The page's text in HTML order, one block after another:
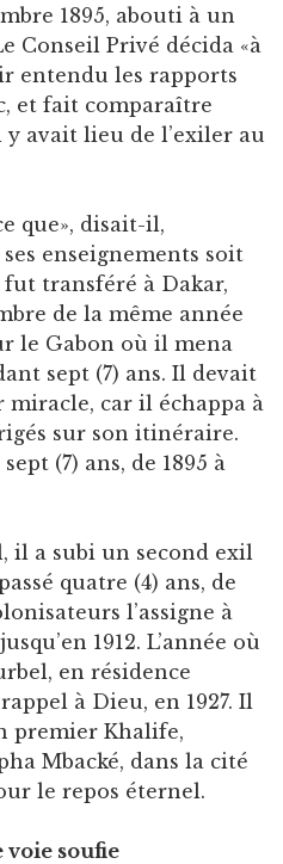
1895, abouti à un
Conseil Privé décida «à
entendu les rapports
et fait comparaître
y avait lieu de l’exiler au
que», disait-il,
enseignements soit
fut transféré à Dakar,
de la même année
le Gabon où il mena
sept (7) ans. Il devait
miracle, car il échappa à
sur son itinéraire.
(7) ans, de 1895 à
il a subi un second exil
quatre (4) ans, de
l’assigne à
1912. L’année où
en résidence
à Dieu, en 1927. Il
premier Khalife,
Mbacké, dans la cité
le repos éternel.
voie soufie